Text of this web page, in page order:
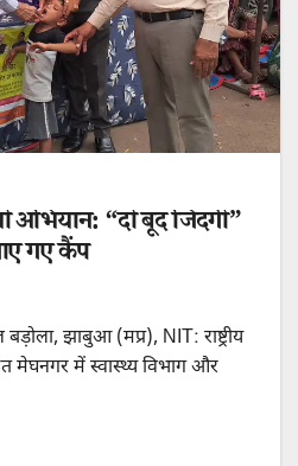
अभियान: “दो बूंद जिंदगी”
गए कैंप
झाबुआ (मप्र), NIT: राष्ट्रीय
मेघनगर में स्वास्थ्य विभाग और